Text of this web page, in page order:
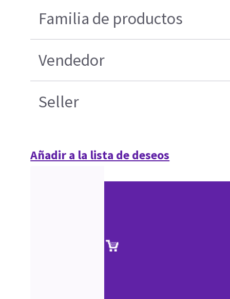
Familia de productos
Vendedor
Seller
Añadir a la lista de deseos